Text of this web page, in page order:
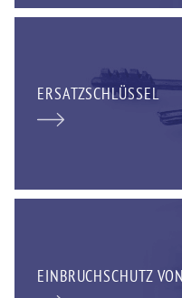
ERSATZSCHLÜSSEL
EINBRUCHSCHUTZ